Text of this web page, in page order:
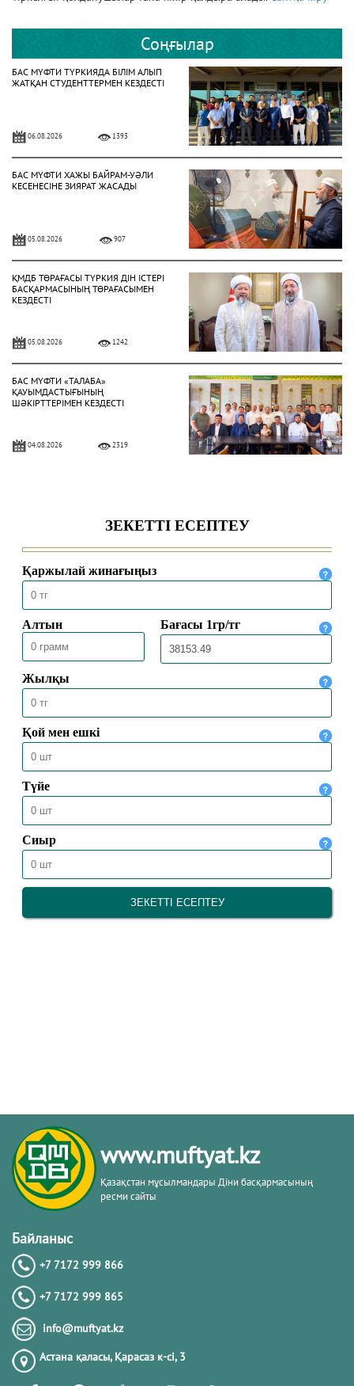
Соңғылар
БАС МҮФТИ ТҮРКИЯДА БІЛІМ АЛЫП
ЖАТҚАН СТУДЕНТТЕРМЕН КЕЗДЕСТІ
06.08.2026 1393
БАС МҮФТИ ХАЖЫ БАЙРАМ-УӘЛИ
КЕСЕНЕСІНЕ ЗИЯРАТ ЖАСАДЫ
05.08.2026 907
ҚМДБ ТӨРАҒАСЫ ТҮРКИЯ ДІН ІСТЕРІ
БАСҚАРМАСЫНЫҢ ТӨРАҒАСЫМЕН
КЕЗДЕСТІ
05.08.2026 1242
БАС МҮФТИ «ТАЛАБА»
ҚАУЫМДАСТЫҒЫНЫҢ
ШӘКІРТТЕРІМЕН КЕЗДЕСТІ
04.08.2026 2319
04.08.2026 2022
БАС МҮФТИ ТӨРАЛҚА МӘЖІЛІСІН
ӨТКІЗДІ
31.07.2026
www.muftyat.kz
Қазақстан мұсылмандары Діни басқармасының
ресми сайты
Байланыс
+7 7172 999 866
+7 7172 999 865
info@muftyat.kz
Астана қаласы, Қарасаз к-сi, 3